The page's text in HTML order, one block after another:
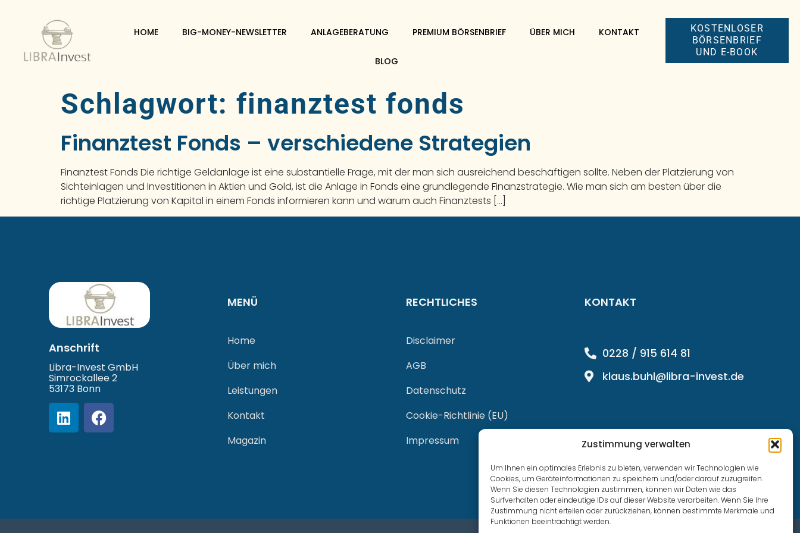
Zustimmung verwalten
Um Ihnen ein optimales Erlebnis zu bieten, verwenden wir Technologien wie
Cookies, um Geräteinformationen zu speichern und/oder darauf zuzugreifen.
Wenn Sie diesen Technologien zustimmen, können wir Daten wie das
Surfverhalten oder eindeutige IDs auf dieser Website verarbeiten. Wenn Sie Ihre
Zustimmung nicht erteilen oder zurückziehen, können bestimmte Merkmale und
Funktionen beeinträchtigt werden.
HOME BIG-MONEY-NEWSLETTER ANLAGEBERATUNG PREMIUM BÖRSENBRIEF ÜBER MICH KONTAKT
BLOG
KOSTENLOSER
BÖRSENBRIEF
UND E-BOOK
Schlagwort: finanztest fonds
Finanztest Fonds – verschiedene Strategien
Finanztest Fonds Die richtige Geldanlage ist eine substantielle Frage, mit der man sich ausreichend beschäftigen sollte. Neben der Platzierung von
Sichteinlagen und Investitionen in Aktien und Gold, ist die Anlage in Fonds eine grundlegende Finanzstrategie. Wie man sich am besten über die
richtige Platzierung von Kapital in einem Fonds informieren kann und warum auch Finanztests […]
Anschrift
Libra-Invest GmbH
Simrockallee 2
53173 Bonn
MENÜ
Home
Über mich
Leistungen
Kontakt
Magazin
RECHTLICHES
Disclaimer
AGB
Datenschutz
Cookie-Richtlinie (EU)
Impressum
KONTAKT
0228 / 915 614 81
klaus.buhl@libra-invest.de